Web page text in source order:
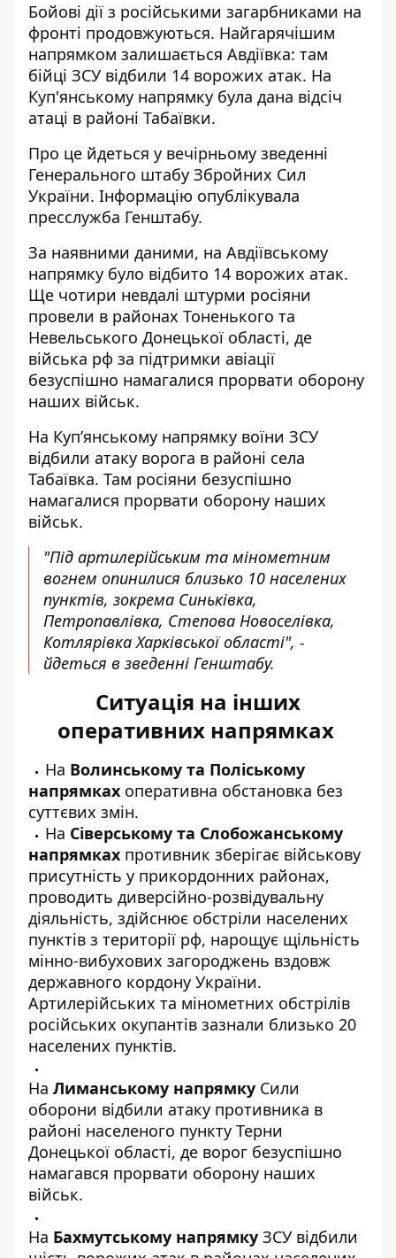
Бойові дії з російськими загарбниками на
фронті продовжуються. Найгарячішим
напрямком залишається Авдіївка: там
бійці ЗСУ відбили 14 ворожих атак. На
Куп'янському напрямку була дана відсіч
атаці в районі Табаївки.
Про це йдеться у вечірньому зведенні
Генерального штабу Збройних Сил
України. Інформацію опублікувала
пресслужба Генштабу.
За наявними даними, на Авдіївському
напрямку було відбито 14 ворожих атак.
Ще чотири невдалі штурми росіяни
провели в районах Тоненького та
Невельського Донецької області, де
війська рф за підтримки авіації
безуспішно намагалися прорвати оборону
наших військ.
На Куп’янському напрямку воїни ЗСУ
відбили атаку ворога в районі села
Табаївка. Там росіяни безуспішно
намагалися прорвати оборону наших
військ.
"Під артилерійським та мінометним
вогнем опинилися близько 10 населених
пунктів, зокрема Синьківка,
Петропавлівка, Степова Новоселівка,
Котлярівка Харківської області", -
йдеться в зведенні Генштабу.
Ситуація на інших
оперативних напрямках
На Волинському та Поліському
напрямках оперативна обстановка без
суттєвих змін.
На Сіверському та Слобожанському
напрямках противник зберігає військову
присутність у прикордонних районах,
проводить диверсійно-розвідувальну
діяльність, здійснює обстріли населених
пунктів з території рф, нарощує щільність
мінно-вибухових загороджень вздовж
державного кордону України.
Артилерійських та мінометних обстрілів
російських окупантів зазнали близько 20
населених пунктів.
На Лиманському напрямку Сили
оборони відбили атаку противника в
районі населеного пункту Терни
Донецької області, де ворог безуспішно
намагався прорвати оборону наших
військ.
На Бахмутському напрямку ЗСУ відбили